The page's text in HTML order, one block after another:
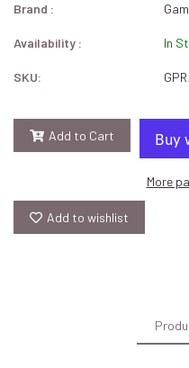
Brand :
Availability : In
SKU:
Add to Cart
More
Add to wishlist